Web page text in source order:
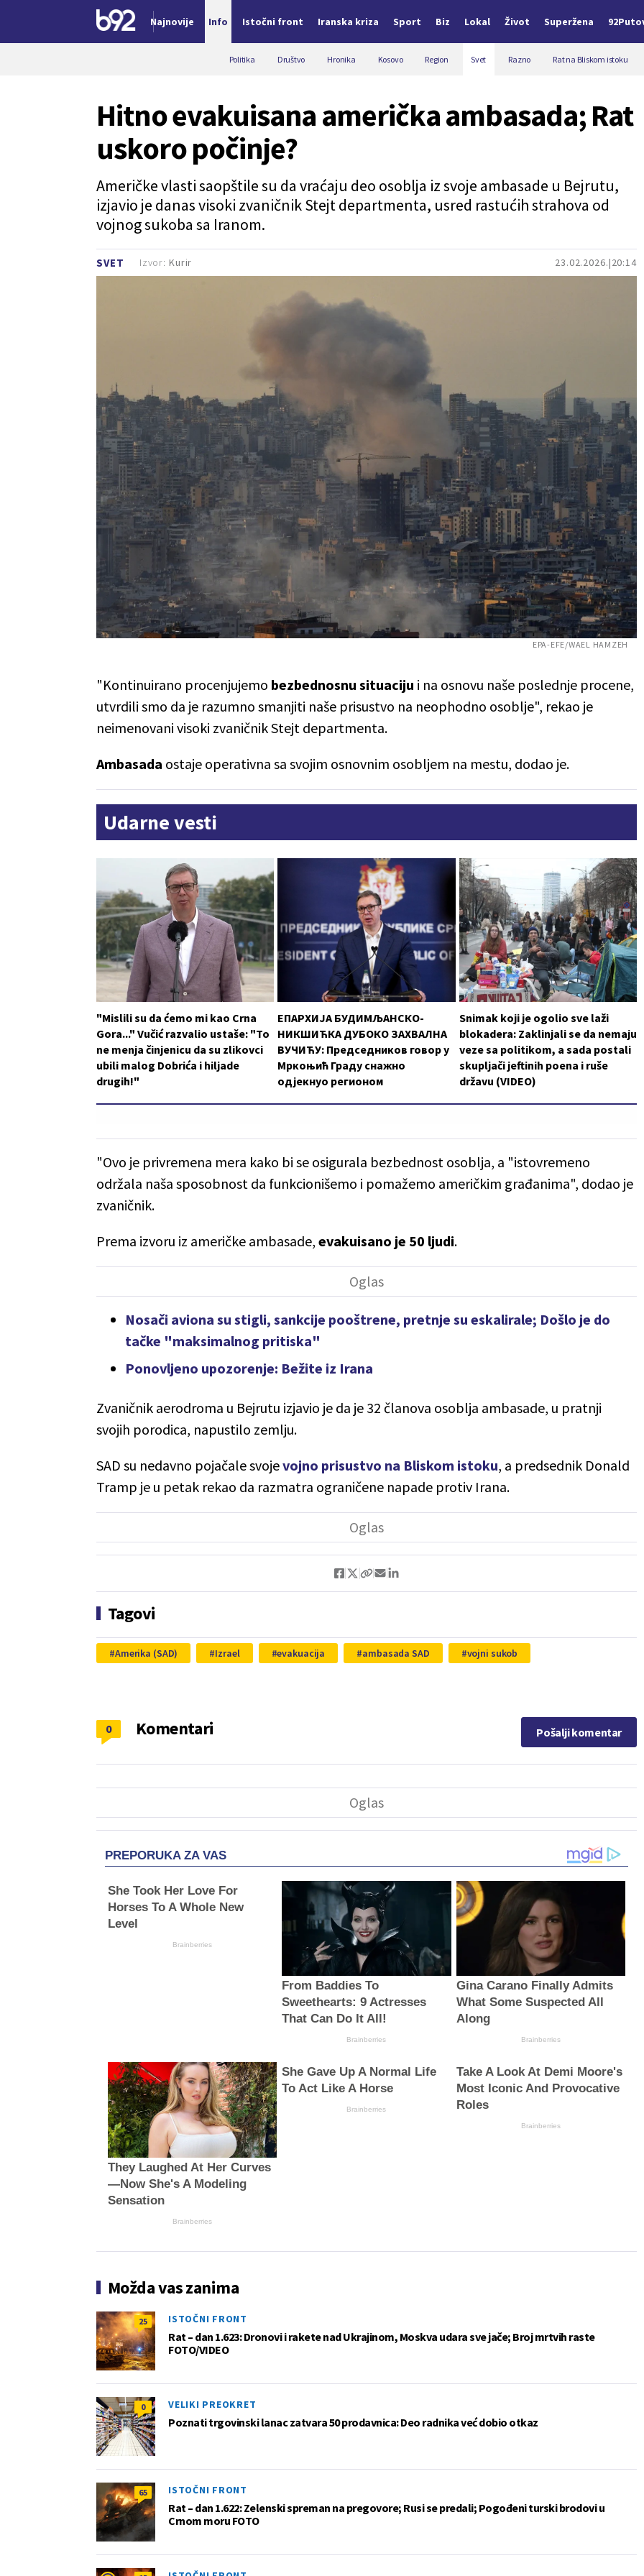
Najnovije Info Istočni front Iranska kriza Sport Biz Lokal Život Superžena
Politika Društvo Hronika Kosovo Region Svet Razno Rat na Bliskom istoku
SVET 23.02.2026. 20:14
Hitno evakuisana američka ambasada; Rat
uskoro počinje?
Američke vlasti saopštile su da vraćaju deo osoblja iz svoje ambasade u Bejrutu,
izjavio je danas visoki zvaničnik Stejt departmenta, usred rastućih strahova od
vojnog sukoba sa Iranom.
Izvor: Kurir
EPA-EFE/WAEL HAMZEH
"Kontinuirano procenjujemo bezbednosnu situaciju i na osnovu naše poslednje procene,
utvrdili smo da je razumno smanjiti naše prisustvo na neophodno osoblje", rekao je
neimenovani visoki zvaničnik Stejt departmenta.
Ambasada ostaje operativna sa svojim osnovnim osobljem na mestu, dodao je.
Udarne vesti
"Mislili su da ćemo mi kao Crna
Gora..." Vučić razvalio ustaše: "To
ne menja činjenicu da su zlikovci
ubili malog Dobrića i hiljade
drugih!"
ЕПАРХИЈА БУДИМЉАНСКО-
НИКШИЋКА ДУБОКО ЗАХВАЛНА
ВУЧИЋУ: Председников говор у
Мркоњић Граду снажно
одјекнуо регионом
Snimak koji je ogolio sve laži
blokadera: Zaklinjali se da nemaju
veze sa politikom, a sada postali
skupljači jeftinih poena i ruše
državu (VIDEO)
"Ovo je privremena mera kako bi se osigurala bezbednost osoblja, a "istovremeno
održala naša sposobnost da funkcionišemo i pomažemo američkim građanima", dodao je
zvaničnik.
Prema izvoru iz američke ambasade, evakuisano je 50 ljudi.
Nosači aviona su stigli, sankcije pooštrene, pretnje su eskalirale; Došlo je do
tačke "maksimalnog pritiska"
Ponovljeno upozorenje: Bežite iz Irana
Zvaničnik aerodroma u Bejrutu izjavio je da je 32 članova osoblja ambasade, u pratnji
svojih porodica, napustilo zemlju.
SAD su nedavno pojačale svojevojno prisustvo na Bliskom istoku, a predsednik Donald
Tramp je u petak rekao da razmatra ograničene napade protiv Irana.
Tagovi
Amerika (SAD) Izrael evakuacija ambasada SAD vojni sukob
Komentari
0 Pošalji komentar
PREPORUKA ZA VAS
She Took Her Love For
Horses To A Whole New
Level
Brainberries
From Baddies To
Sweethearts: 9 Actresses
That Can Do It All!
Brainberries
Gina Carano Finally Admits
What Some Suspected All
Along
Brainberries
They Laughed At Her Curves
—Now She's A Modeling
Sensation
Brainberries
She Gave Up A Normal Life
To Act Like A Horse
Brainberries
Take A Look At Demi Moore's
Most Iconic And Provocative
Roles
Brainberries
Možda vas zanima
25 ISTOČNI FRONT
Rat – dan 1.623: Dronovi i rakete nad Ukrajinom, Moskva udara sve jače; Broj mrtvih raste
FOTO/VIDEO
0 VELIKI PREOKRET
Poznati trgovinski lanac zatvara 50 prodavnica: Deo radnika već dobio otkaz
65 ISTOČNI FRONT
Rat – dan 1.622: Zelenski spreman na pregovore; Rusi se predali; Pogođeni turski brodovi u
Crnom moru FOTO